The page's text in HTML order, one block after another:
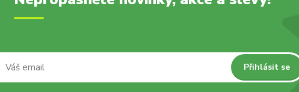
Přihlásit se